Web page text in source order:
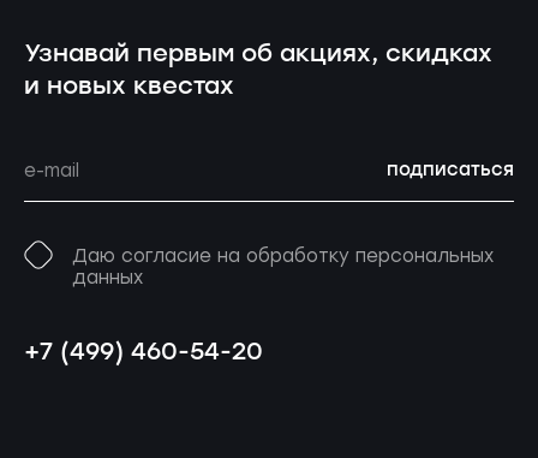
Узнавай первым об акциях, скидках
и новых квестах
подписаться
Даю согласие на обработку персональных
данных
+7 (499) 460-54-20